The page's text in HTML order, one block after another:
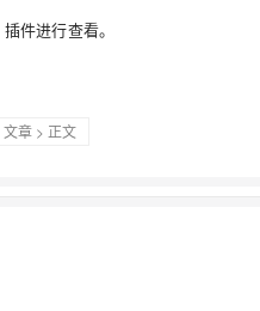
插件进行查看。
文章 > 正文